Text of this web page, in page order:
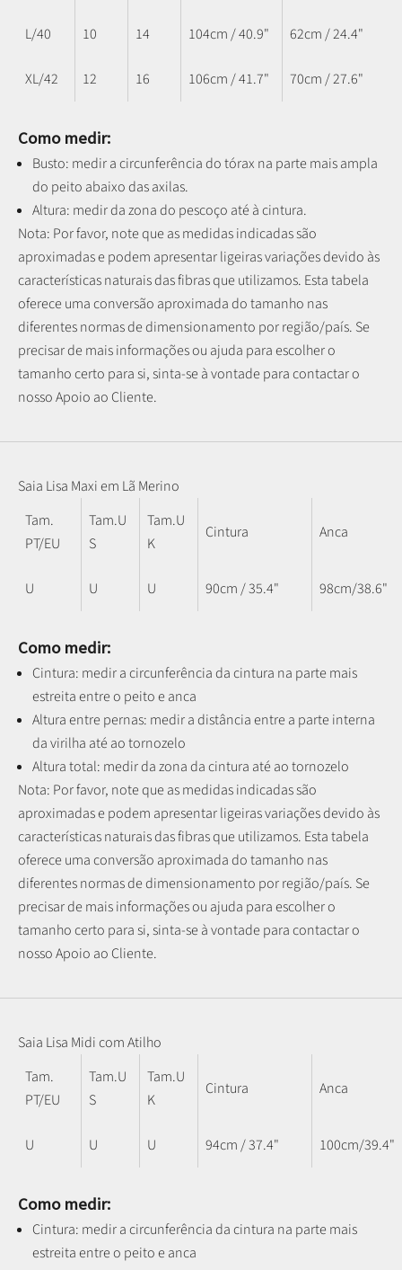
L/40 10 14 104cm / 40.9" 62cm / 24.4"
XL/42 12 16 106cm / 41.7" 70cm / 27.6"
Como medir:
Busto: medir a circunferência do tórax na parte mais ampla
do peito abaixo das axilas.
Altura: medir da zona do pescoço até à cintura.
Nota: Por favor, note que as medidas indicadas são
aproximadas e podem apresentar ligeiras variações devido às
características naturais das fibras que utilizamos. Esta tabela
oferece uma conversão aproximada do tamanho nas
diferentes normas de dimensionamento por região/país. Se
precisar de mais informações ou ajuda para escolher o
tamanho certo para si, sinta-se à vontade para contactar o
nosso Apoio ao Cliente.
Saia Lisa Maxi em Lã Merino
Tam.
PT/EU
Tam.U
S
Tam.U
K
Cintura Anca
U U U 90cm / 35.4" 98cm/38.6"
Como medir:
Cintura: medir a circunferência da cintura na parte mais
estreita entre o peito e anca
Altura entre pernas: medir a distância entre a parte interna
da virilha até ao tornozelo
Altura total: medir da zona da cintura até ao tornozelo
Nota: Por favor, note que as medidas indicadas são
aproximadas e podem apresentar ligeiras variações devido às
características naturais das fibras que utilizamos. Esta tabela
oferece uma conversão aproximada do tamanho nas
diferentes normas de dimensionamento por região/país. Se
precisar de mais informações ou ajuda para escolher o
tamanho certo para si, sinta-se à vontade para contactar o
nosso Apoio ao Cliente.
Saia Lisa Midi com Atilho
Tam.
PT/EU
Tam.U
S
Tam.U
K
Cintura Anca
U U U 94cm / 37.4" 100cm/39.4"
Como medir:
Cintura: medir a circunferência da cintura na parte mais
estreita entre o peito e anca